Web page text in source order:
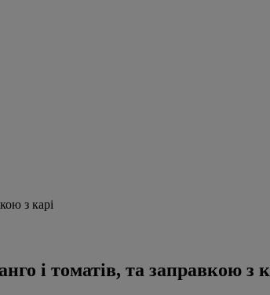
і томатів, та заправкою з